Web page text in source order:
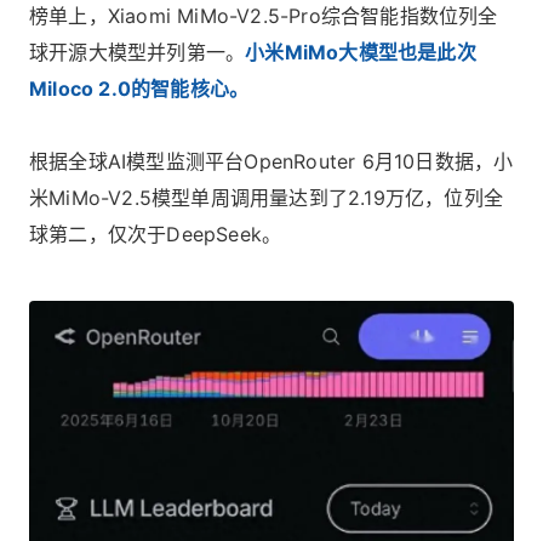
榜单上，Xiaomi MiMo-V2.5-Pro综合智能指数位列全
球开源大模型并列第一。小米MiMo大模型也是此次
Miloco 2.0的智能核心。
根据全球AI模型监测平台OpenRouter 6月10日数据，小
米MiMo-V2.5模型单周调用量达到了2.19万亿，位列全
球第二，仅次于DeepSeek。